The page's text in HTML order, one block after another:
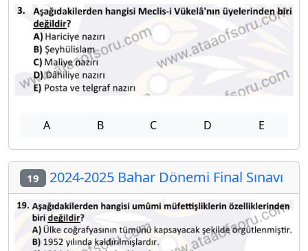
A B C D E
19 2024-2025 Bahar Dönemi Final Sınavı